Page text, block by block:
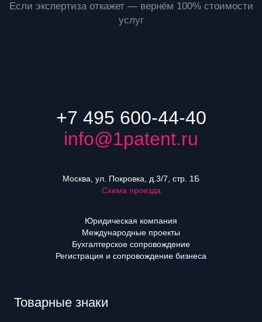
Если экспертиза откажет — вернём 100% стоимости
услуг
+7 495 600-44-40
info@1patent.ru
Москва, ул. Покровка, д.3/7, стр. 1Б
Схема проезда
Юридическая компания
Международные проекты
Бухгалтерское сопровождение
Регистрация и сопровождение бизнеса
Товарные знаки